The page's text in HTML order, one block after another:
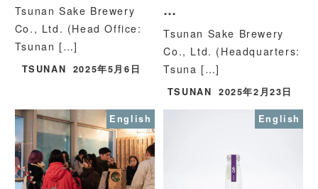
Tsunan Sake Brewery
Co., Ltd. (Head Office:
Tsunan […]
TSUNAN 2025年5月6日
…
Tsunan Sake Brewery
Co., Ltd. (Headquarters:
Tsuna […]
TSUNAN 2025年2月23日
English English